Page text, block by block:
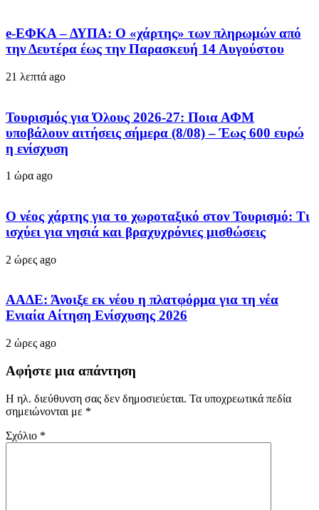
e-ΕΦΚΑ – ΔΥΠΑ: Ο «χάρτης» των πληρωμών από
την Δευτέρα έως την Παρασκευή 14 Αυγούστου
21 λεπτά ago
Τουρισμός για Όλους 2026-27: Ποια ΑΦΜ
υποβάλουν αιτήσεις σήμερα (8/08) – Έως 600 ευρώ
η ενίσχυση
1 ώρα ago
Ο νέος χάρτης για το χωροταξικό στον Τουρισμό: Τι
ισχύει για νησιά και βραχυχρόνιες μισθώσεις
2 ώρες ago
ΑΑΔΕ: Άνοιξε εκ νέου η πλατφόρμα για τη νέα
Ενιαία Αίτηση Ενίσχυσης 2026
2 ώρες ago
Αφήστε μια απάντηση
Η ηλ. διεύθυνση σας δεν δημοσιεύεται. Τα υποχρεωτικά πεδία
σημειώνονται με *
Σχόλιο *